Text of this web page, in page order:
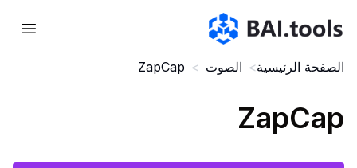
Bai.tools
الصفحة الرئيسية> الصوت >
ZapCap
ZapCap